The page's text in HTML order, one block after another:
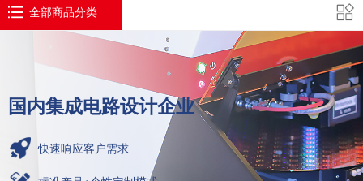
全部商品分类
国内集成电路设计企业
快速响应客户需求